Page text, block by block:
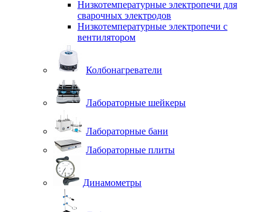
Низкотемпературные электропечи для
cварочных электродов
Низкотемпературные электропечи с
вентилятором
Колбонагреватели
Лабораторные шейкеры
Лабораторные бани
Лабораторные плиты
Динамометры